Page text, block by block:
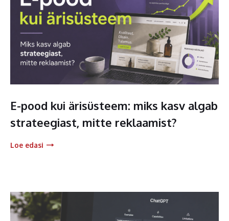
E-pood kui ärisüsteem: miks kasv algab
strateegiast, mitte reklaamist?
Loe edasi